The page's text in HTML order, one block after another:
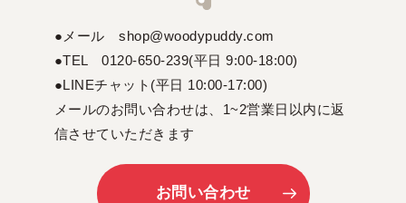
●メール shop@woodypuddy.com
●TEL 0120-650-239(平日 9:00-18:00)
●LINEチャット(平日 10:00-17:00)
メールのお問い合わせは、1~2営業日以内に返
信させていただきます
お問い合わせ